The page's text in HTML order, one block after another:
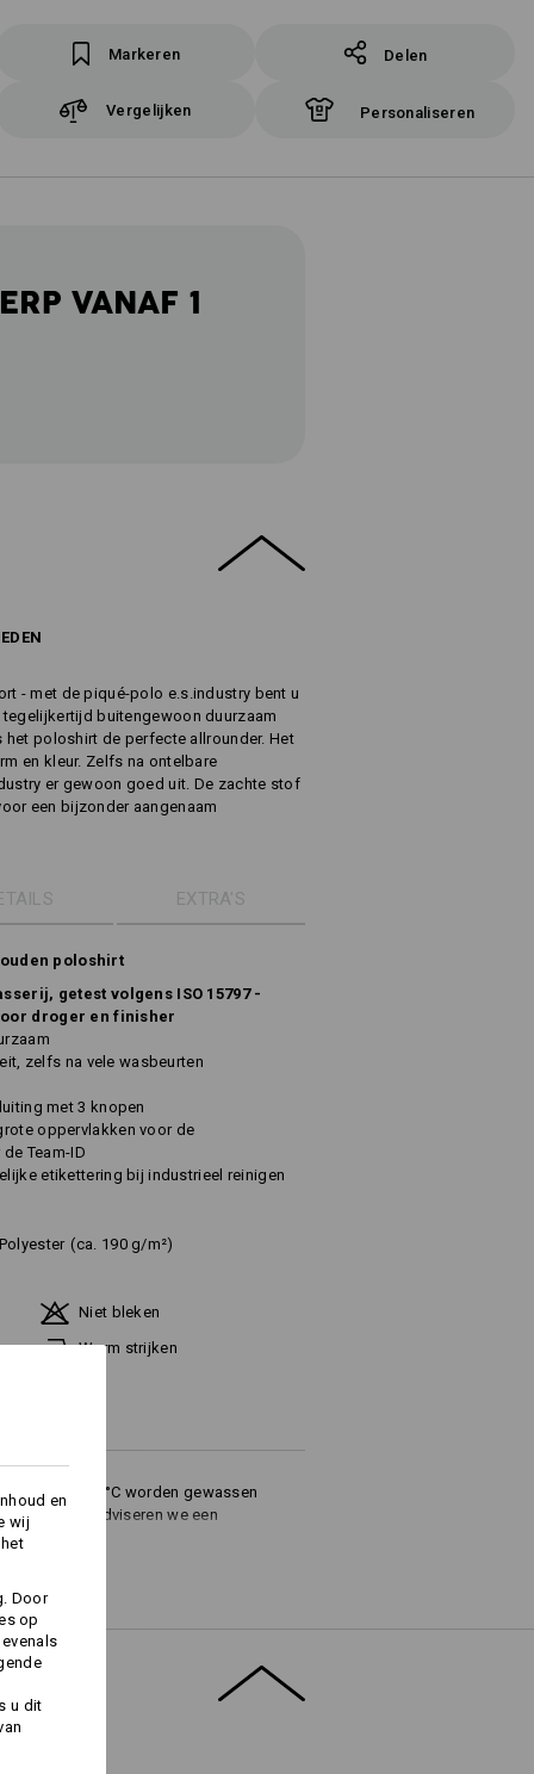
Markeren Delen
Vergelijken Personaliseren
VANAF 1
- met de piqué-polo e.s.industry bent u
buitengewoon duurzaam
poloshirt de perfecte allrounder. Het
en kleur. Zelfs na ontelbare
er gewoon goed uit. De zachte stof
een bijzonder aangenaam
EXTRA'S
poloshirt
getest volgens ISO 15797 -
droger en finisher
zelfs na vele wasbeurten
met 3 knopen
oppervlakken voor de
Team-ID
etikettering bij industrieel reinigen
Polyester (ca. 190 g/m²)
Niet bleken
Warm strijken
van max. 75°C worden gewassen
wassen adviseren we een
Logoservice
en
wij
Door
op
u dit